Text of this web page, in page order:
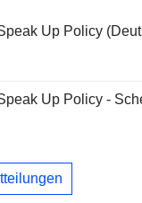
Up Policy
Up Policy -